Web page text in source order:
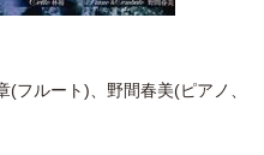
フルート)、野間春美(ピアノ、